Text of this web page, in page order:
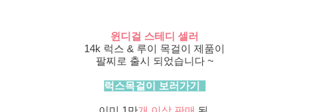
윈디걸 스테디 셀러
14k 럭스 & 루이 목걸이 제품이
팔찌로 출시 되었습니다 ~
럭스목걸이 보러가기